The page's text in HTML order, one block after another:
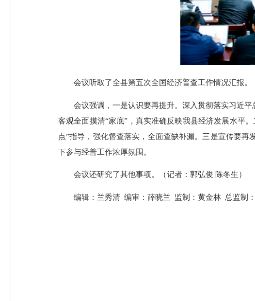
会议听取了全县第五次全国经济普查工作情况汇报。
会议强调，一是认识要再提升。深入贯彻落实习近平
客观全面摸清“家底”，真实准确反映我县经济发展水平
点”指导，强化督查落实，全面查缺补漏。三是宣传要
下参与经普工作浓厚氛围。
会议还研究了其他事项。（记者：郭弘俊 陈冬生）
编辑：兰秀清 编审：薛晓兰 监制：黄金林 总监制